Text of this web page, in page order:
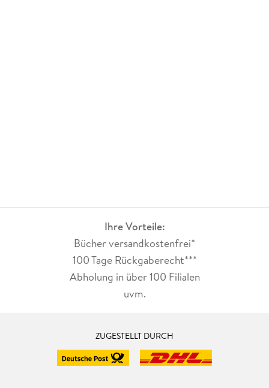
Ihre Vorteile:
Bücher versandkostenfrei*
100 Tage Rückgaberecht***
Abholung in über 100 Filialen
uvm.
ZUGESTELLT DURCH